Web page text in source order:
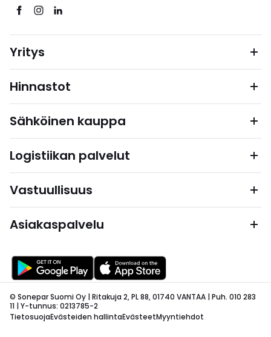
Yritys
Hinnastot
Sähköinen kauppa
Logistiikan palvelut
Vastuullisuus
Asiakaspalvelu
© Sonepar Suomi Oy | Ritakuja 2, PL 88, 01740 VANTAA | Puh. 010 283
11 | Y-tunnus: 0213785-2
TietosuojaEvästeiden hallintaEvästeetMyyntiehdot